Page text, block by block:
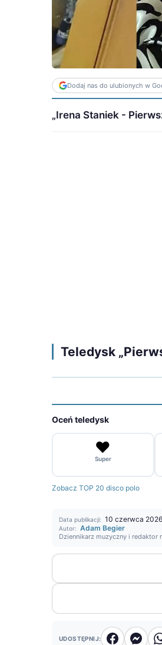
Dodaj nas do ulubionych w
„Irena Staniek -
Teledysk
Oceń teledysk
❤️
Super
Zobacz TOP 20 disco polo
Data publikacji: 10 czerwca
Autor: Adam Begier
Dziennikarz muzyczny i
UDOSTĘPNIJ: